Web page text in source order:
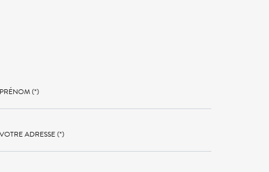
PRÉNOM (*)
VOTRE ADRESSE (*)